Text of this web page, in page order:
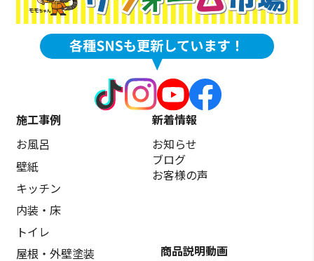
施工事例
お風呂
壁紙
キッチン
内装・床
トイレ
屋根・外壁塗装
新着情報
お知らせ
ブログ
お客様の声
商品説明動画